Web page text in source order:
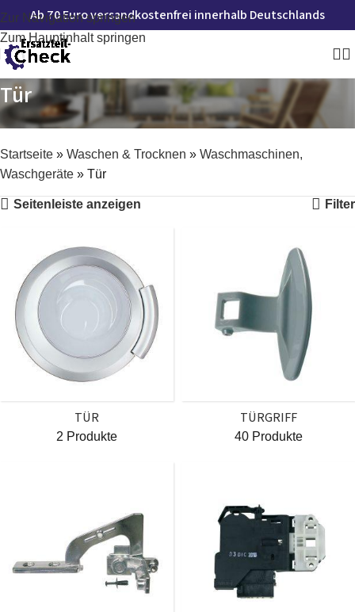
Zur Navigation springen
Zum Hauptinhalt springen
Ab 70 Euro versandkostenfrei innerhalb Deutschlands
Tür
Startseite » Waschen & Trocknen » Waschmaschinen,
Waschgeräte » Tür
Seitenleiste anzeigen Filter
TÜR
2 Produkte
TÜRGRIFF
40 Produkte